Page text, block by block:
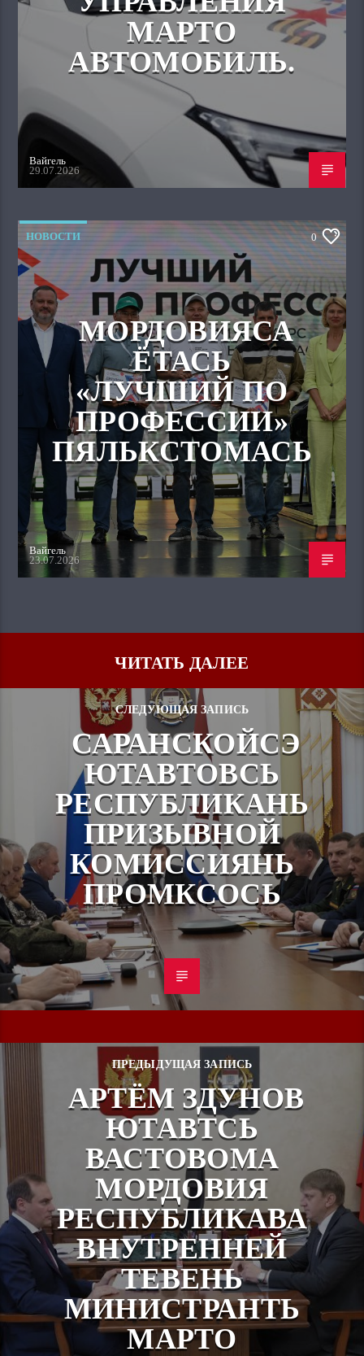
МАРТО
АВТОМОБИЛЬ.
Вайгель
29.07.2026
НОВОСТИ 0
МОРДОВИЯСА
ЁТАСЬ
«ЛУЧШИЙ ПО
ПРОФЕССИИ»
ПЯЛЬКСТОМАСЬ
Вайгель
23.07.2026
ЧИТАТЬ ДАЛЕЕ
СЛЕДУЮЩАЯ ЗАПИСЬ
САРАНСКОЙСЭ
ЮТАВТОВСЬ
РЕСПУБЛИКАНЬ
ПРИЗЫВНОЙ
КОМИССИЯНЬ
ПРОМКСОСЬ
ПРЕДЫДУЩАЯ ЗАПИСЬ
АРТЁМ ЗДУНОВ
ЮТАВТСЬ
ВАСТОВОМА
МОРДОВИЯ
РЕСПУБЛИКАВА
ВНУТРЕННЕЙ
ТЕВЕНЬ
МИНИСТРАНТЬ
МАРТО